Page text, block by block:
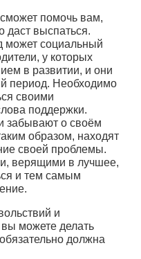
помочь вам,
даст выспаться.
может социальный
у которых
в развитии, и они
период. Необходимо
своими
поддержки.
забывают о своём
образом, находят
своей проблемы.
верящими в лучшее,
и тем самым
и
можете делать
должна